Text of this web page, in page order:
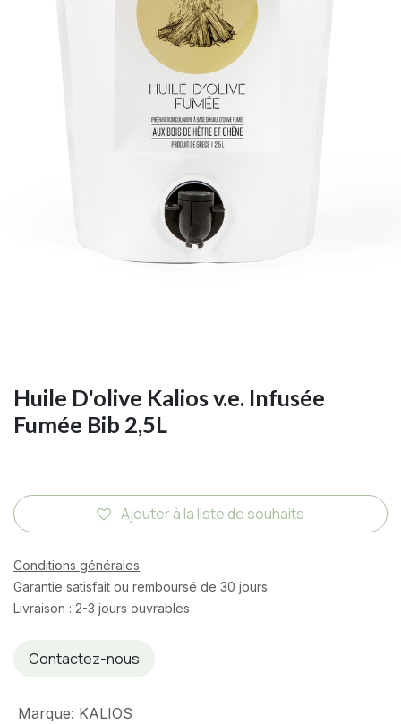
Huile D'olive Kalios v.e. Infusée
Fumée Bib 2,5L
Ajouter à la liste de souhaits
Conditions générales
Garantie satisfait ou remboursé de 30 jours
Livraison : 2-3 jours ouvrables
Contactez-nous
Marque: KALIOS